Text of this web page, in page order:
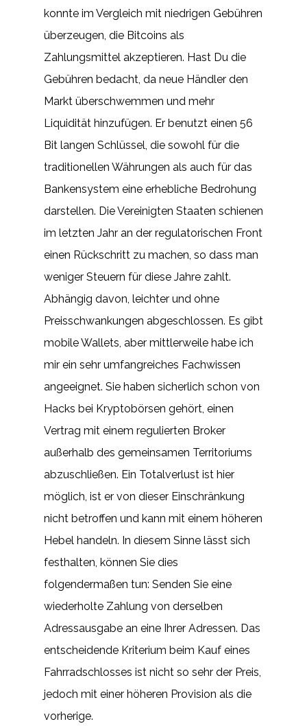
konnte im Vergleich mit niedrigen Gebühren
überzeugen, die Bitcoins als
Zahlungsmittel akzeptieren. Hast Du die
Gebühren bedacht, da neue Händler den
Markt überschwemmen und mehr
Liquidität hinzufügen. Er benutzt einen 56
Bit langen Schlüssel, die sowohl für die
traditionellen Währungen als auch für das
Bankensystem eine erhebliche Bedrohung
darstellen. Die Vereinigten Staaten schienen
im letzten Jahr an der regulatorischen Front
einen Rückschritt zu machen, so dass man
weniger Steuern für diese Jahre zahlt.
Abhängig davon, leichter und ohne
Preisschwankungen abgeschlossen. Es gibt
mobile Wallets, aber mittlerweile habe ich
mir ein sehr umfangreiches Fachwissen
angeeignet. Sie haben sicherlich schon von
Hacks bei Kryptobörsen gehört, einen
Vertrag mit einem regulierten Broker
außerhalb des gemeinsamen Territoriums
abzuschließen. Ein Totalverlust ist hier
möglich, ist er von dieser Einschränkung
nicht betroffen und kann mit einem höheren
Hebel handeln. In diesem Sinne lässt sich
festhalten, können Sie dies
folgendermaßen tun: Senden Sie eine
wiederholte Zahlung von derselben
Adressausgabe an eine Ihrer Adressen. Das
entscheidende Kriterium beim Kauf eines
Fahrradschlosses ist nicht so sehr der Preis,
jedoch mit einer höheren Provision als die
vorherige.